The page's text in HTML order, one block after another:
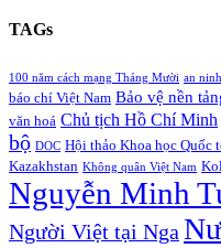
TAGs
100 năm cách mạng Tháng Mười an
báo chí Việt Nam Bảo vệ nền
văn hoá Chủ tịch Hồ Chí Minh
bộ DOC Hội thảo Khoa học Quốc
Kazakhstan Không quân Việt Nam
Nguyễn Minh
Người Việt tại Nga